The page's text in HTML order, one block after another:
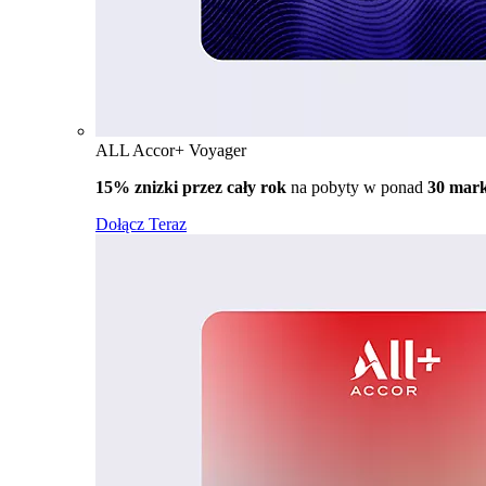
ALL Accor+ Voyager
15% znizki przez cały rok na pobyty w ponad 30
Dołącz Teraz